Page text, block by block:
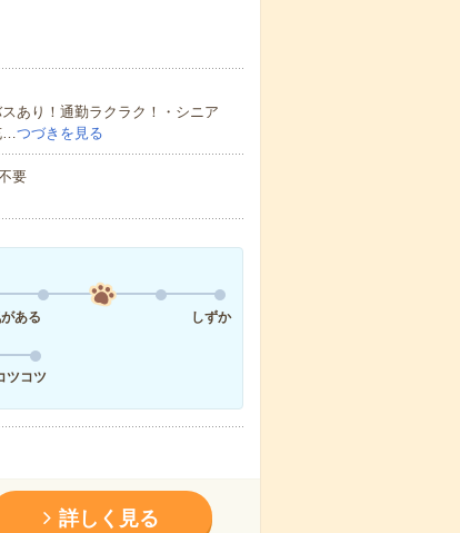
あり！通勤ラクラク！・シニア
…つづきを見る
要
ある
しずか
ツコツ
詳しく見る